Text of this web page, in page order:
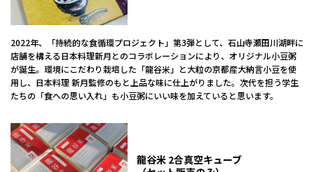
2022年、「持続的な食循環プロジェクト」第3弾として、石山寺瀬田川湖畔に
店舗を構える日本料理新月とのコラボレーションにより、オリジナル小豆粥
が誕生。環境にこだわり栽培した「龍谷米」と大粒の京都産大納言小豆を使
用し、日本料理 新月監修のもと上品な味に仕上がりました。次代を担う学生
たちの「食への思い入れ」も小豆粥にいい味を加えていると思います。
龍谷米 2合真空キューブ